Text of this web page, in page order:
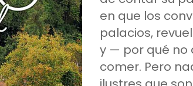
en que los
palacios,
y — por qué no
comer. Pero